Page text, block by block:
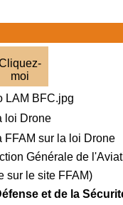
moi
loi Drone
FFAM sur la loi Drone
Générale de
sur le site FFAM)
et de la